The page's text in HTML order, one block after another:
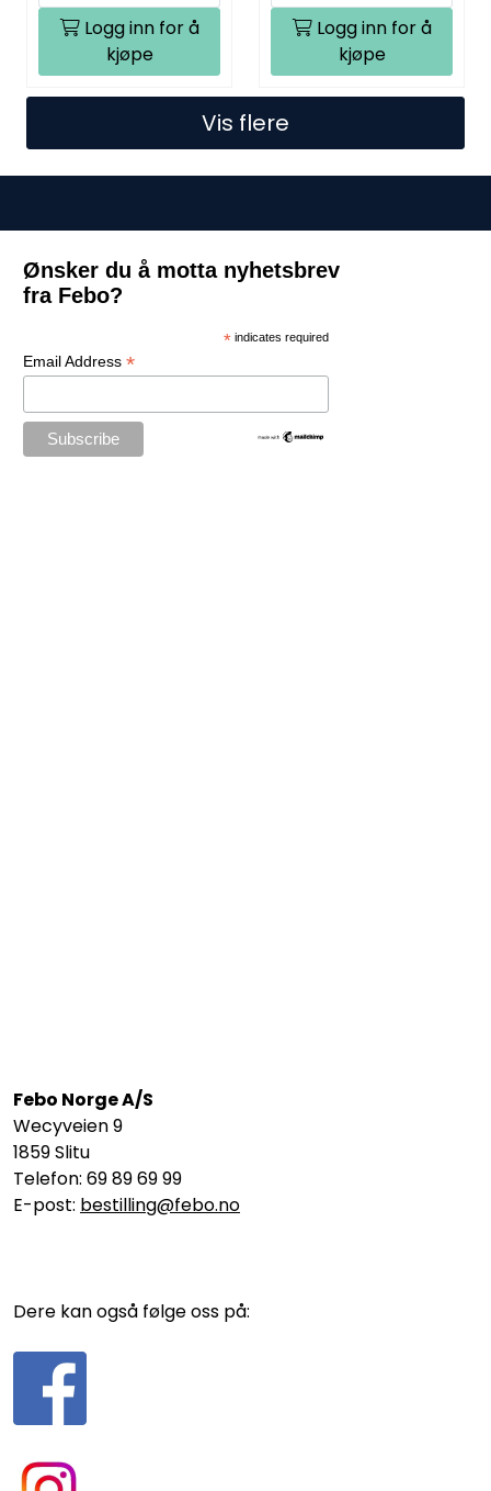
Logg inn for å
kjøpe
Logg inn for å
kjøpe
Vis flere
Ønsker du å motta nyhetsbrev
fra Febo?
* indicates required
Email Address *
Febo Norge A/S
Wecyveien 9
1859 Slitu
Telefon: 69 89 69 99
E-post: bestilling@febo.no
Dere kan også følge oss på: